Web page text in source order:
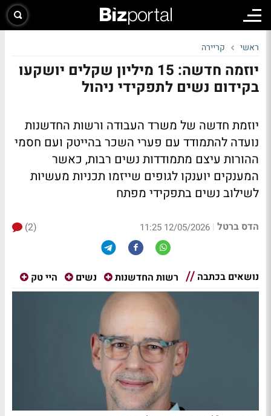
ראשי קריירה
יוזמה חדשה: 15 מיליון שקלים יושקעו
בקידום נשים לתפקידי ניהול
יוזמת חדשה של משרד העבודה ורשות החדשנות
נועדה להתמודד עם פערי השכר בהייטק ועם חסמי
ההורות עיצם מתמודדות נשים רבות, כאשר
המענקים יוענקו לגופים שייזמו תכניות מעשיות
לשילוב נשים בתפקידי מפתח
הדס ברטל |
12/05/2026 11:25
(2)
נושאים בכתבה רשות החדשנות נשים היי טק